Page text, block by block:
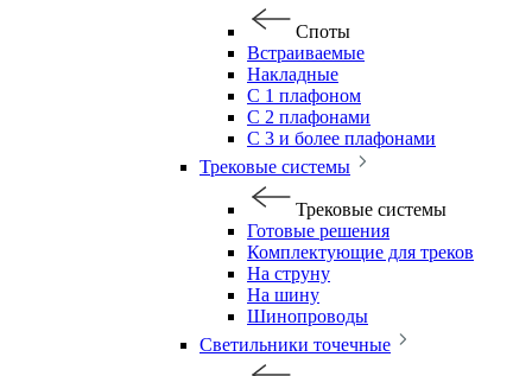
Споты
Встраиваемые
Накладные
С 1 плафоном
С 2 плафонами
С 3 и более плафонами
Трековые системы
Трековые системы
Готовые решения
Комплектующие для треков
На струну
На шину
Шинопроводы
Светильники точечные